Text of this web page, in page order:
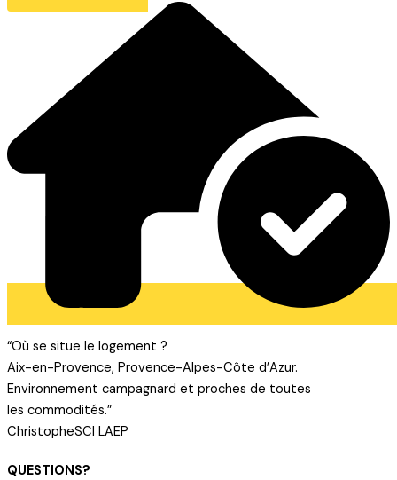
“Où se situe le logement ?
Aix-en-Provence, Provence-Alpes-Côte d’Azur.
Environnement campagnard et proches de toutes
les commodités.”
ChristopheSCI LAEP
QUESTIONS?